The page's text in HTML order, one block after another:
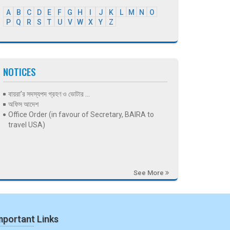
A B C D E F G H J K L M N
O
P
Q R S T U V W X Y Z
NOTICES
বায়রা’র সদস্যপদ গ্রহণ ও ভোটার ...
অফিস আদেশ
Office Order (in favour of Secretary, BAIRA to
travel USA)
See More
Links